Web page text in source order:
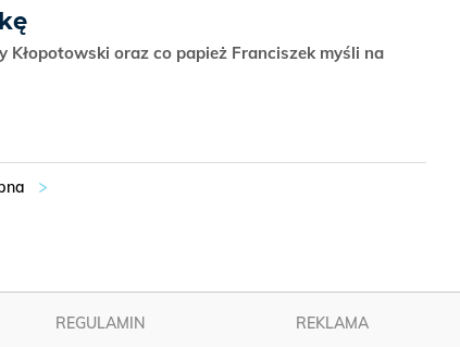
Kłopotowski oraz co papież Franciszek myśli na
REGULAMIN REKLAMA